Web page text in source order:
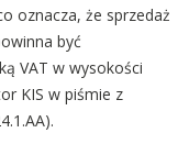
oznacza, że sprzedaż
być
VAT w wysokości
KIS w piśmie z